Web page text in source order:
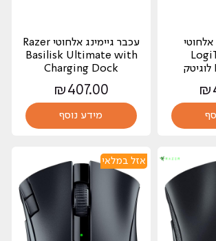
‏אלחוטי
₪
‏עכבר גיימינג ‏אלחוטי Razer
Basilisk Ultimate with
Charging Dock
₪ 407.00
מידע נוסף
אזל במלאי